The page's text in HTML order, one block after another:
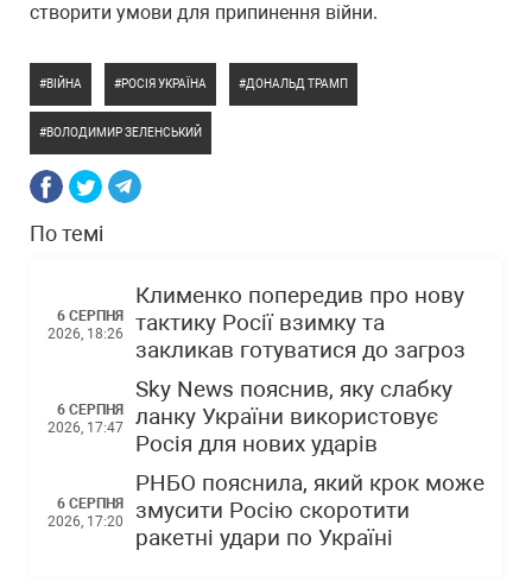
створити умови для припинення війни.
ВІЙНА РОСІЯ УКРАЇНА ДОНАЛЬД ТРАМП
ВОЛОДИМИР ЗЕЛЕНСЬКИЙ
По темі
6 СЕРПНЯ
2026, 18:26
Клименко попередив про нову
тактику Росії взимку та
закликав готуватися до загроз
6 СЕРПНЯ
2026, 17:47
Sky News пояснив, яку слабку
ланку України використовує
Росія для нових ударів
6 СЕРПНЯ
2026, 17:20
РНБО пояснила, який крок може
змусити Росію скоротити
ракетні удари по Україні